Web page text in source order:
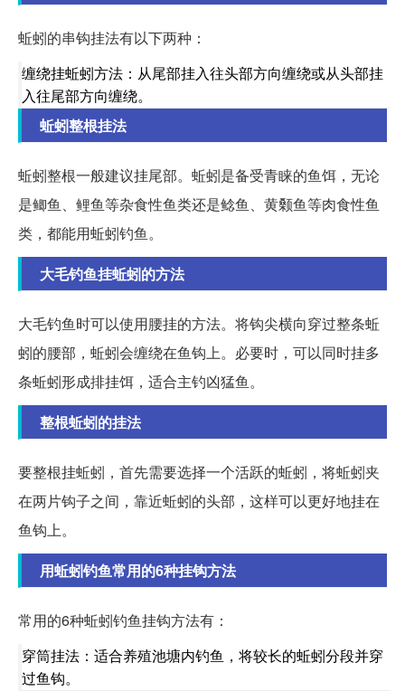
蚯蚓的串钩挂法有以下两种：
缠绕挂蚯蚓方法：从尾部挂入往头部方向缠绕或从头部挂
入往尾部方向缠绕。
蚯蚓整根挂法
蚯蚓整根一般建议挂尾部。蚯蚓是备受青睐的鱼饵，无论
是鲫鱼、鲤鱼等杂食性鱼类还是鲶鱼、黄颡鱼等肉食性鱼
类，都能用蚯蚓钓鱼。
大毛钓鱼挂蚯蚓的方法
大毛钓鱼时可以使用腰挂的方法。将钩尖横向穿过整条蚯
蚓的腰部，蚯蚓会缠绕在鱼钩上。必要时，可以同时挂多
条蚯蚓形成排挂饵，适合主钓凶猛鱼。
整根蚯蚓的挂法
要整根挂蚯蚓，首先需要选择一个活跃的蚯蚓，将蚯蚓夹
在两片钩子之间，靠近蚯蚓的头部，这样可以更好地挂在
鱼钩上。
用蚯蚓钓鱼常用的6种挂钩方法
常用的6种蚯蚓钓鱼挂钩方法有：
穿筒挂法：适合养殖池塘内钓鱼，将较长的蚯蚓分段并穿
过鱼钩。